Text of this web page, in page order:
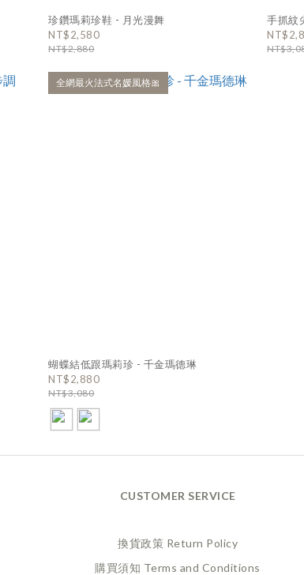
珍鑽瑪莉珍鞋 - 月光漫舞
NT$2,580
NT$2,880
手抓紋
全網最火法式名媛風格🎀
蝴蝶結低跟瑪莉珍 - 千金瑪德琳
NT$2,880
NT$3,080
CUSTOMER SERVICE
換貨政策 Return Policy
購買須知 Terms and Conditions